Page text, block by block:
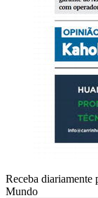
Receba diariamente
Mundo